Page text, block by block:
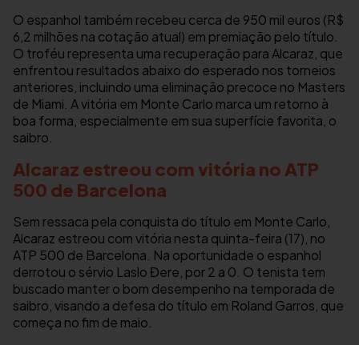
O espanhol também recebeu cerca de 950 mil euros (R$
6,2 milhões na cotação atual) em premiação pelo título.
O troféu representa uma recuperação para Alcaraz, que
enfrentou resultados abaixo do esperado nos torneios
anteriores, incluindo uma eliminação precoce no Masters
de Miami. A vitória em Monte Carlo marca um retorno à
boa forma, especialmente em sua superfície favorita, o
saibro.
Alcaraz estreou com vitória no ATP
500 de Barcelona
Sem ressaca pela conquista do título em Monte Carlo,
Alcaraz estreou com vitória nesta quinta-feira (17), no
ATP 500 de Barcelona. Na oportunidade o espanhol
derrotou o sérvio Laslo Đere, por 2 a 0. O tenista tem
buscado manter o bom desempenho na temporada de
saibro, visando a defesa do título em Roland Garros, que
começa no fim de maio.